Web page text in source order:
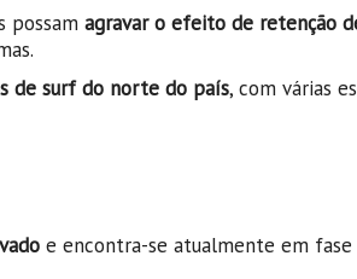
possam agravar o efeito de retenção
de surf do norte do país, com várias
e encontra-se atualmente em fase